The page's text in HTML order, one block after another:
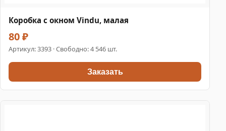
Коробка с окном Vindu, малая
80 ₽
Артикул:3393 · Свободно: 4 546 шт.
Заказать